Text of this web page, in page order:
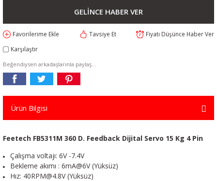
GELİNCE HABER VER
Tavsiye Et
Fiyatı Düşünce Haber Ver
Karşılaştır
Beğendiysen arkadaşlarınla paylaş...
Ürün Bilgisi
Feetech FB5311M 360 D. Feedback Dijital Servo 15 Kg 4 Pin
Çalışma voltajı: 6V -7.4V
Bekleme akımı : 6mA@6V (Yüksüz)
Hız: 40RPM@4.8V (Yüksüz)